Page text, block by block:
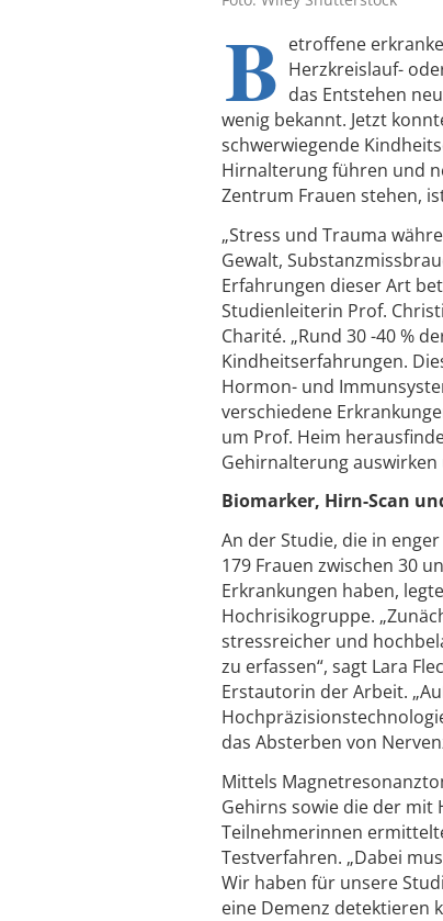
B etroffene
Herzkreislauf-
das Entstehen
wenig bekannt. Jetzt
schwerwiegende
Hirnalterung führen und
Zentrum Frauen stehen,
„Stress und Trauma
Gewalt,
Erfahrungen dieser Art
Studienleiterin Prof.
Charité. „Rund 30 -40 %
Kindheitserfahrungen.
Hormon- und
verschiedene
um Prof. Heim
Gehirnalterung
Biomarker, Hirn-Scan
An der Studie, die in
179 Frauen zwischen 30
Erkrankungen haben,
Hochrisikogruppe.
stressreicher und
zu erfassen“, sagt Lara
Erstautorin der Arbeit.
das Absterben von
Mittels
Gehirns sowie die der mit
Teilnehmerinnen
Testverfahren. „Dabei
Wir haben für unsere
eine Demenz detektieren